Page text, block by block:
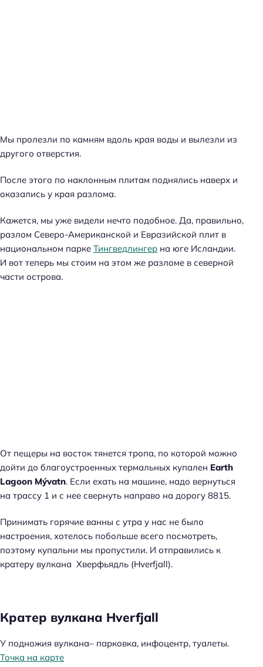
Мы пролезли по камням вдоль края воды и вылезли из
другого отверстия.
После этого по наклонным плитам поднялись наверх и
оказались у края разлома.
Кажется, мы уже видели нечто подобное. Да, правильно,
разлом Северо-Американской и Евразийской плит в
национальном парке Тингведлингер на юге Исландии.
И вот теперь мы стоим на этом же разломе в северной
части острова.
От пещеры на восток тянется тропа, по которой можно
дойти до благоустроенных термальных купален Earth
Lagoon Mývatn. Если ехать на машине, надо вернуться
на трассу 1 и с нее свернуть направо на дорогу 8815.
Принимать горячие ванны с утра у нас не было
настроения, хотелось побольше всего посмотреть,
поэтому купальни мы пропустили. И отправились к
кратеру вулкана Хверфьядль (Hverfjall).
Кратер вулкана Hverfjall
У подножия вулкана– парковка, инфоцентр, туалеты.
Точка на карте